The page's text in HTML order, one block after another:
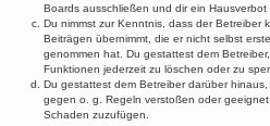
Boards ausschließen und dir ein Hausverbot
Du nimmst zur Kenntnis, dass der Betreiber
Beiträgen übernimmt, die er nicht selbst
genommen hat. Du gestattest dem
Funktionen jederzeit zu löschen oder zu
Du gestattest dem Betreiber darüber
gegen o. g. Regeln verstoßen oder
Schaden zuzufügen.